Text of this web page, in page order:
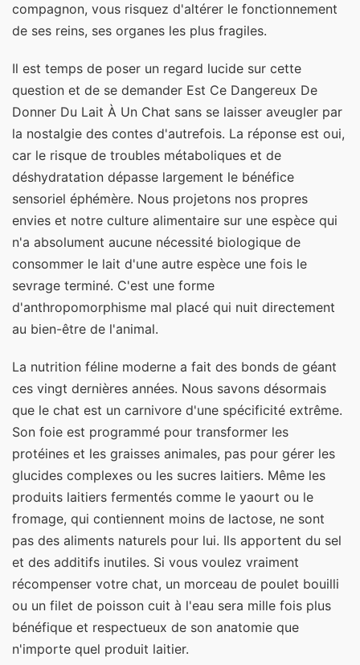
compagnon, vous risquez d'altérer le fonctionnement
de ses reins, ses organes les plus fragiles.
Il est temps de poser un regard lucide sur cette
question et de se demander Est Ce Dangereux De
Donner Du Lait À Un Chat sans se laisser aveugler par
la nostalgie des contes d'autrefois. La réponse est oui,
car le risque de troubles métaboliques et de
déshydratation dépasse largement le bénéfice
sensoriel éphémère. Nous projetons nos propres
envies et notre culture alimentaire sur une espèce qui
n'a absolument aucune nécessité biologique de
consommer le lait d'une autre espèce une fois le
sevrage terminé. C'est une forme
d'anthropomorphisme mal placé qui nuit directement
au bien-être de l'animal.
La nutrition féline moderne a fait des bonds de géant
ces vingt dernières années. Nous savons désormais
que le chat est un carnivore d'une spécificité extrême.
Son foie est programmé pour transformer les
protéines et les graisses animales, pas pour gérer les
glucides complexes ou les sucres laitiers. Même les
produits laitiers fermentés comme le yaourt ou le
fromage, qui contiennent moins de lactose, ne sont
pas des aliments naturels pour lui. Ils apportent du sel
et des additifs inutiles. Si vous voulez vraiment
récompenser votre chat, un morceau de poulet bouilli
ou un filet de poisson cuit à l'eau sera mille fois plus
bénéfique et respectueux de son anatomie que
n'importe quel produit laitier.